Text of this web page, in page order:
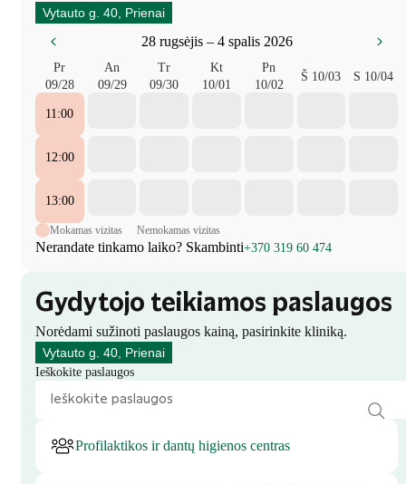
Vytauto g. 40, Prienai
28 rugsėjis – 4 spalis 2026
Pr
09/28
An
09/29
Tr
09/30
Kt
10/01
Pn
10/02
Š 10/03 S 10/04
11:00
12:00
13:00
Mokamas vizitas Nemokamas vizitas
Nerandate tinkamo laiko? Skambinti+370 319 60 474
Gydytojo teikiamos paslaugos
Norėdami sužinoti paslaugos kainą, pasirinkite kliniką.
Vytauto g. 40, Prienai
Ieškokite paslaugos
Profilaktikos ir dantų higienos centras